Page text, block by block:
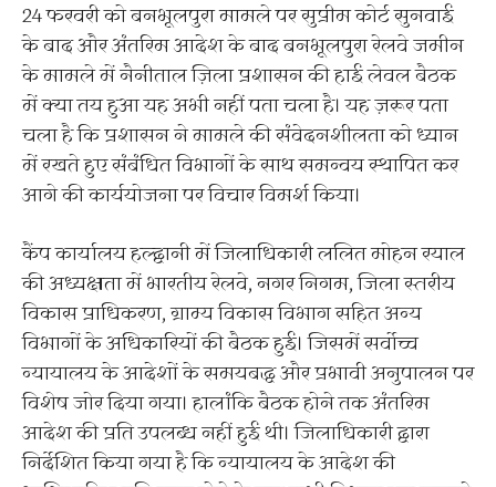
24 फरवरी को बनभूलपुरा मामले पर सुप्रीम कोर्ट सुनवाई
के बाद और अंतरिम आदेश के बाद बनभूलपुरा रेलवे जमीन
के मामले में नैनीताल ज़िला प्रशासन की हाई लेवल बैठक
में क्या तय हुआ यह अभी नहीं पता चला है। यह ज़रूर पता
चला है कि प्रशासन ने मामले की संवेदनशीलता को ध्यान
में रखते हुए संबंधित विभागों के साथ समन्वय स्थापित कर
आगे की कार्ययोजना पर विचार विमर्श किया।
कैंप कार्यालय हल्द्वानी में जिलाधिकारी ललित मोहन रयाल
की अध्यक्षता में भारतीय रेलवे, नगर निगम, जिला स्तरीय
विकास प्राधिकरण, ग्राम्य विकास विभाग सहित अन्य
विभागों के अधिकारियों की बैठक हुई। जिसमें सर्वोच्च
न्यायालय के आदेशों के समयबद्ध और प्रभावी अनुपालन पर
विशेष जोर दिया गया। हालांकि बैठक होने तक अंतरिम
आदेश की प्रति उपलब्ध नहीं हुई थी। जिलाधिकारी द्वारा
निर्देशित किया गया है कि न्यायालय के आदेश की